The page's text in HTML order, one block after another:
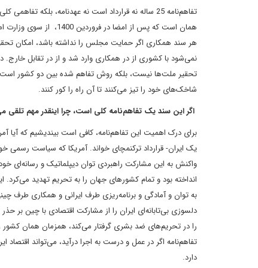
همان است که پس از
هر سند همکاری اگر حمایت مجلس را نداشته باشد، امکان
نمی‌شود با کشوری از در همکاری وارد شد و از در تقابل
تحقیر ملت‌ها نیست، بلکه روش تفاهم شده بین دو کشور است.
شاخک‌های خود را تیز می‌کنند تا آن راه را کور کنند.
اگر این سند یک تفاهم‌نامه کلی است، چرا اینقدر مهم تلقی
برای درک اهمیت این تفاهم‌نامه، کافی است بیندیشیم که آیا
یک ایران- قرارداد ترکنمچای خواند. آمریکا که سیاست رسمی
واکنش به این مشارکت راهبردی توان دیپلماتیک و رسانه‌ای خود
انداخته بود و تمام کشورهای جهان را به تحریم تهدید می‌کرد.
به توان و آمادگی و برنامه‌ریزی طرف ایرانی و همکاری طرف
دلسوزی بی‌تابانه‌ای ایران را از مشارکت اقتصادی با چین بر
را در تحریم‌های ضد بشری گرفتار می‌کند، همزمان همان
تفاهم‌نامه اگر در عمل و درست به اجرا درآید، می‌تواند
دارد.